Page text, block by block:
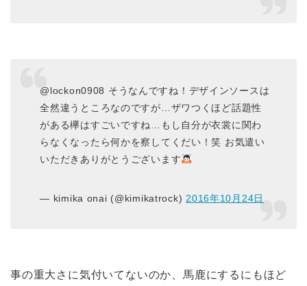
@lockon0908 そうなんですね！デザインソースは
全然違うところなのですが…ザワつくほど話題性
がある欅はすごいですね…もし自分が衣裳に関わ
らなくなったら何かを察してくだい！笑 お気遣い
いただきありがとうございます
— kimika onai (@kimikatrock)2016年10月24日
事の重大さに気付いてないのか、馬鹿にするにもほど